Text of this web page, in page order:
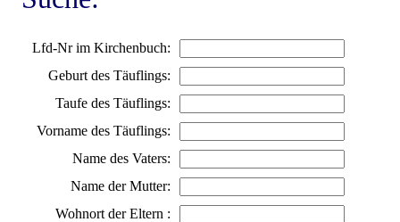
Lfd-Nr im Kirchenbuch:
Geburt des Täuflings:
Taufe des Täuflings:
Vorname des Täuflings:
Name des Vaters:
Name der Mutter:
Wohnort der Eltern :